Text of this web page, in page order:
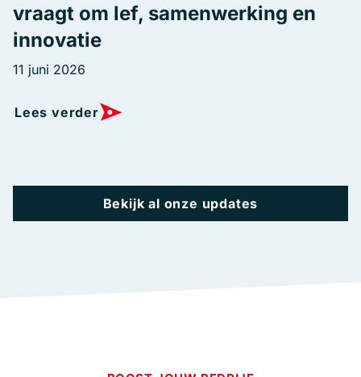
vraagt om lef, samenwerking en
innovatie
11 juni 2026
Lees verder
Bekijk al onze updates